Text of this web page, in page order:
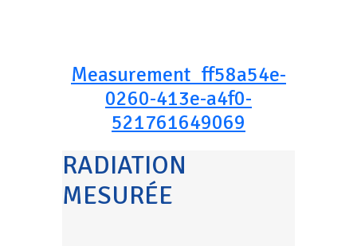
Measurement_ff58a54e-
0260-413e-a4f0-
521761649069
RADIATION
MESURÉE